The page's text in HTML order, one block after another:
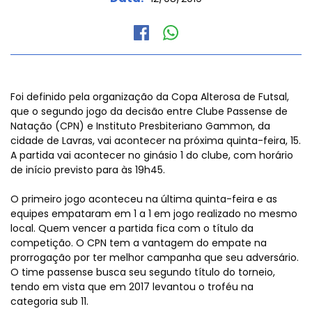
Foi definido pela organização da Copa Alterosa de Futsal,
que o segundo jogo da decisão entre Clube Passense de
Natação (CPN) e Instituto Presbiteriano Gammon, da
cidade de Lavras, vai acontecer na próxima quinta-feira, 15.
A partida vai acontecer no ginásio 1 do clube, com horário
de início previsto para às 19h45.
O primeiro jogo aconteceu na última quinta-feira e as
equipes empataram em 1 a 1 em jogo realizado no mesmo
local. Quem vencer a partida fica com o título da
competição. O CPN tem a vantagem do empate na
prorrogação por ter melhor campanha que seu adversário.
O time passense busca seu segundo título do torneio,
tendo em vista que em 2017 levantou o troféu na
categoria sub 11.